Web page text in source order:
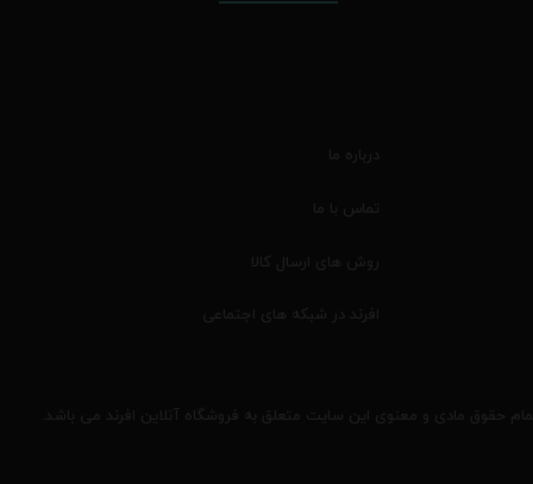
حقوق مادی و معنوی این سایت متعلق به فروشگاه آنلاین افرند می باشد.
درباره ما
تماس با ما
روش های ارسال کالا
افرند در شبکه های اجتماعی